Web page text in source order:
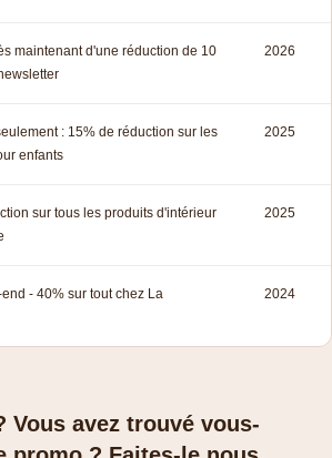
maintenant d'une réduction de 10
2026
: 15% de réduction sur les
enfants
2025
sur tous les produits d'intérieur
2025
- 40% sur tout chez La
2024
Vous avez trouvé vous-